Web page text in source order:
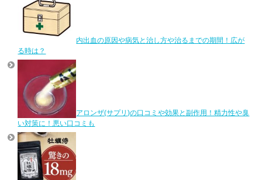
内出血の原因や病気と治し方や治るまでの期間！広が
る時は？
アロンザ(サプリ)の口コミや効果と副作用！精力性や臭
い対策に！悪い口コミも